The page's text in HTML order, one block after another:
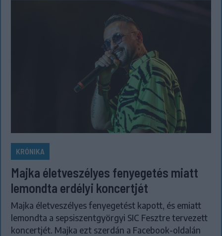
KRÓNIKA
Majka életveszélyes fenyegetés miatt
lemondta erdélyi koncertjét
Majka életveszélyes fenyegetést kapott, és emiatt
lemondta a sepsiszentgyörgyi SIC Fesztre tervezett
koncertjét. Majka ezt szerdán a Facebook-oldalán